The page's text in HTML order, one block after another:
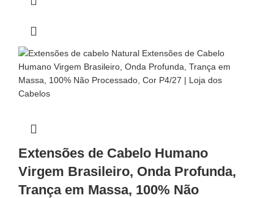
Extensões de Cabelo Humano
Virgem Brasileiro, Onda Profunda,
Trança em Massa, 100% Não